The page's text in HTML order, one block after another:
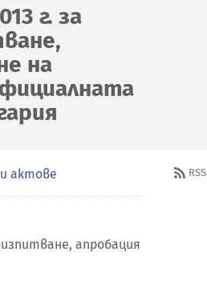
г. за
на
актове
апробация
RSS